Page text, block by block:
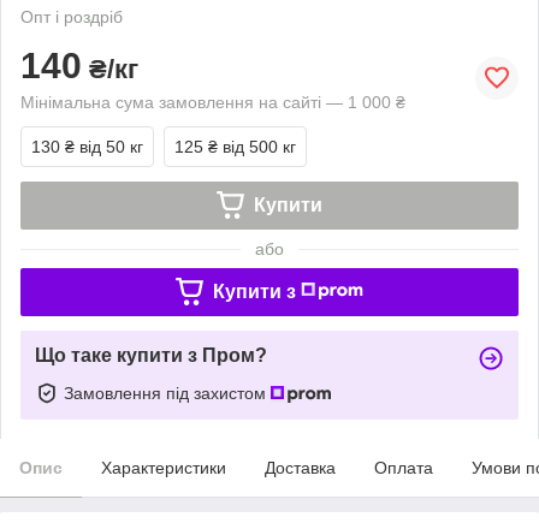
Опт і роздріб
140 ₴/кг
Мінімальна сума замовлення на сайті — 1 000 ₴
130 ₴ від 50 кг 125 ₴ від 500 кг
Купити
або
Купити з
Що таке купити з Пром?
Замовлення під захистом
Опис Характеристики Доставка Оплата Умови